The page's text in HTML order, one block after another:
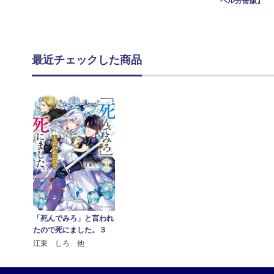
最近チェックした商品
「死んでみろ」と言われ
たので死にました。３
江東 しろ 他